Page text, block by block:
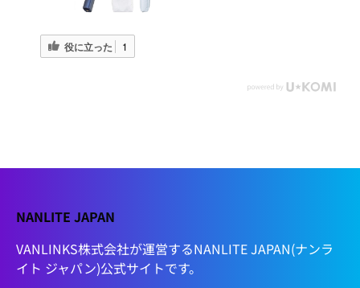
役に立った 1
NANLITE JAPAN
VANLINKS株式会社が運営するNANLITE JAPAN(ナンラ
イト ジャパン)公式サイトです。